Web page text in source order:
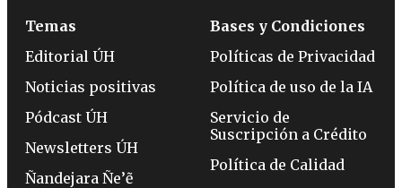
Temas
Editorial ÚH
Noticias positivas
Pódcast ÚH
Newsletters ÚH
Ñandejara Ñe’ẽ
Bases y Condiciones
Políticas de Privacidad
Política de uso de la IA
Servicio de
Suscripción a Crédito
Política de Calidad